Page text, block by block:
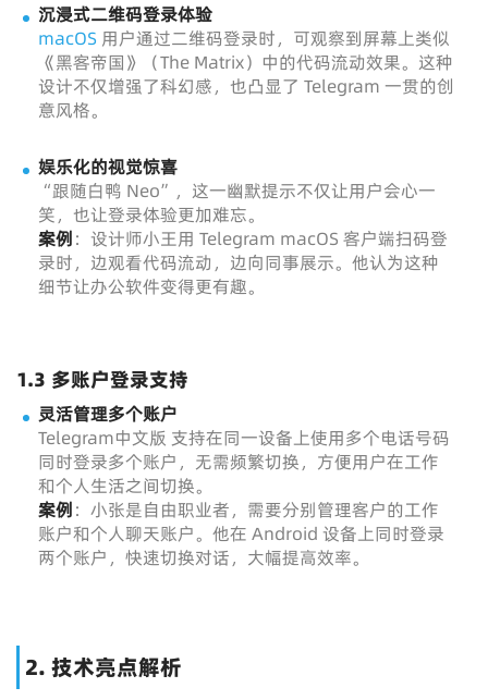
沉浸式二维码登录体验
macOS 用户通过二维码登录时，可观察到屏幕上类似
《黑客帝国》（The Matrix）中的代码流动效果。这种
设计不仅增强了科幻感，也凸显了 Telegram 一贯的创
意风格。
娱乐化的视觉惊喜
“跟随白鸭 Neo”，这一幽默提示不仅让用户会心一
笑，也让登录体验更加难忘。
案例：设计师小王用 Telegram macOS 客户端扫码登
录时，边观看代码流动，边向同事展示。他认为这种
细节让办公软件变得更有趣。
1.3 多账户登录支持
灵活管理多个账户
Telegram中文版 支持在同一设备上使用多个电话号码
同时登录多个账户，无需频繁切换，方便用户在工作
和个人生活之间切换。
案例：小张是自由职业者，需要分别管理客户的工作
账户和个人聊天账户。他在 Android 设备上同时登录
两个账户，快速切换对话，大幅提高效率。
2. 技术亮点解析